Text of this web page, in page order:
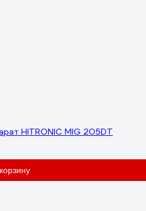
HITRONIC MIG 205DT